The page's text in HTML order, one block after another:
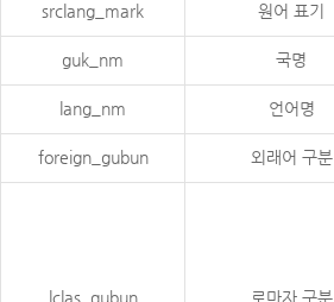
srclang_mark 원어 표기
guk_nm 국명
lang_nm 언어명
foreign_gubun 외래어 구분
lclas_gubun 로마자 구분